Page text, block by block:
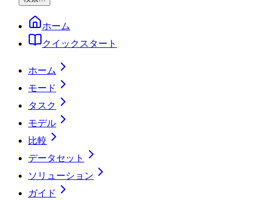
ホーム
クイックスタート
ホーム
モード
タスク
モデル
比較
データセット
ソリューション
ガイド